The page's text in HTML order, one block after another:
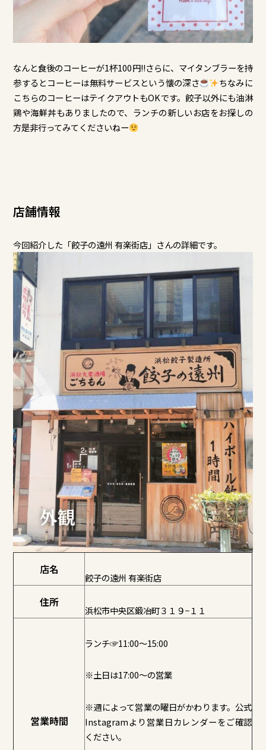
なんと食後のコーヒーが1杯100円!!さらに、マイタンブラーを持
参するとコーヒーは無料サービスという懐の深さ
ちなみに
こちらのコーヒーはテイクアウトもOKです。餃子以外にも油淋
鶏や海鮮丼もありましたので、ランチの新しいお店をお探しの
方是非行ってみてくださいねー
店舗情報
今回紹介した「餃子の遠州 有楽街店」さんの詳細です。
店名
餃子の遠州 有楽街店
住所
浜松市中央区鍛冶町３１９−１１
営業時間
ランチ☞11:00～15:00
※土日は17:00～の営業
※週によって営業の曜日がかわります。公式
Instagramより営業日カレンダーをご確認
ください。